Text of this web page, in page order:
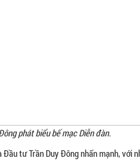
phát biểu bế mạc Diễn đàn.
tư Trần Duy Đông nhấn mạnh, với